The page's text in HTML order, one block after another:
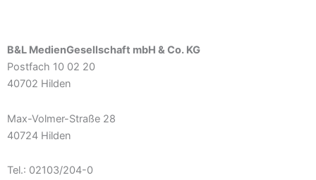
B&L MedienGesellschaft mbH & Co. KG
Postfach 10 02 20
40702 Hilden
Max-Volmer-Straße 28
40724 Hilden
Tel.: 02103/204-0